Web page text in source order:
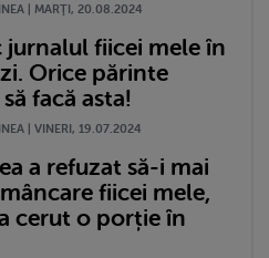
| MARŢI, 20.08.2024
jurnalul fiicei mele în
Orice părinte
facă asta!
| VINERI, 19.07.2024
a refuzat să-i mai
fiicei mele,
cerut o porție în